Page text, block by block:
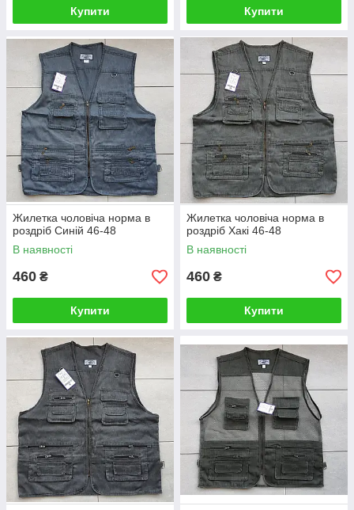
Купити Купити
Жилетка чоловіча норма в
роздріб Синій 46-48
В наявності
460 ₴
Купити
Жилетка чоловіча норма в
роздріб Хакі 46-48
В наявності
460 ₴
Купити